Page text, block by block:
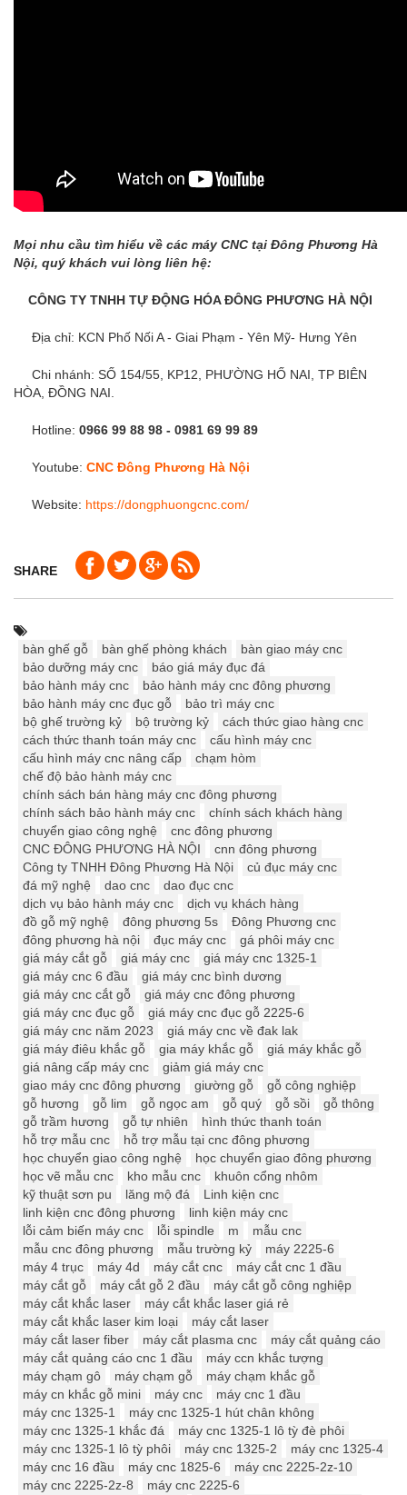
Mọi nhu cầu tìm hiểu về các máy CNC tại Đông Phương Hà
Nội, quý khách vui lòng liên hệ:
CÔNG TY TNHH TỰ ĐỘNG HÓA ĐÔNG PHƯƠNG HÀ NỘI
Địa chỉ: KCN Phố Nối A - Giai Phạm - Yên Mỹ- Hưng Yên
Chi nhánh: SỐ 154/55, KP12, PHƯỜNG HỐ NAI, TP BIÊN
HÒA, ĐỒNG NAI.
Hotline: 0966 99 88 98 - 0981 69 99 89
Youtube: CNC Đông Phương Hà Nội
Website: https://dongphuongcnc.com/
SHARE
bàn ghế gỗ bàn ghế phòng khách
bàn giao máy cnc
bảo dưỡng máy cnc
báo giá máy đục đá
bảo hành máy cnc
bảo hành máy cnc đông phương
bảo hành máy cnc đục gỗ
bảo trì máy cnc
bộ ghế trường kỷ
bộ trường kỷ
cách thức giao hàng cnc
cách thức thanh toán máy cnc
cấu hình máy cnc
cấu hình máy cnc nâng cấp
chạm hòm
chế độ bảo hành máy cnc
chính sách bán hàng máy cnc đông phương
chính sách bảo hành máy cnc
chính sách khách hàng
chuyển giao công nghệ
cnc đông phương
CNC ĐÔNG PHƯƠNG HÀ NỘI
cnn đông phương
Công ty TNHH Đông Phương Hà Nội
củ đục máy cnc
đá mỹ nghệ
dao cnc
dao đục cnc
dịch vụ bảo hành máy cnc
dịch vụ khách hàng
đồ gỗ mỹ nghệ
đông phương 5s
Đông Phương cnc
đông phương hà nội
đục máy cnc
gá phôi máy cnc
giá máy cắt gỗ
giá máy cnc
giá máy cnc 1325-1
giá máy cnc 6 đầu
giá máy cnc bình dương
giá máy cnc cắt gỗ
giá máy cnc đông phương
giá máy cnc đục gỗ
giá máy cnc đục gỗ 2225-6
giá máy cnc năm 2023
giá máy cnc về đak lak
giá máy điêu khắc gỗ
gia máy khắc gỗ
giá máy khắc gỗ
giá nâng cấp máy cnc
giảm giá máy cnc
giao máy cnc đông phương
giường gỗ
gỗ công nghiệp
gỗ hương
gỗ lim gỗ ngọc am gỗ quý gỗ sồi
gỗ thông
gỗ trầm hương
gỗ tự nhiên
hình thức thanh toán
hỗ trợ mẫu cnc
hỗ trợ mẫu tại cnc đông phương
học chuyển giao công nghệ
học chuyển giao đông phương
học vẽ mẫu cnc
kho mẫu cnc
khuôn cổng nhôm
kỹ thuật sơn pu
lăng mộ đá
Linh kiện cnc
linh kiện cnc đông phương
linh kiện máy cnc
lỗi cảm biến máy cnc
lỗi spindle m
mẫu cnc
mẫu cnc đông phương
mẫu trường kỷ
máy 2225-6
máy 4 trục
máy 4d máy cắt cnc
máy cắt cnc 1 đầu
máy cắt gỗ
máy cắt gỗ 2 đầu
máy cắt gỗ công nghiệp
máy cắt khắc laser
máy cắt khắc laser giá rẻ
máy cắt khắc laser kim loại
máy cắt laser
máy cắt laser fiber
máy cắt plasma cnc
máy cắt quảng cáo
máy cắt quảng cáo cnc 1 đầu
máy ccn khắc tượng
máy chạm gô
máy chạm gỗ
máy chạm khắc gỗ
máy cn khắc gỗ mini
máy cnc
máy cnc 1 đầu
máy cnc 1325-1
máy cnc 1325-1 hút chân không
máy cnc 1325-1 khắc đá
máy cnc 1325-1 lô tỳ đè phôi
máy cnc 1325-1 lô tỳ phôi
máy cnc 1325-2
máy cnc 1325-4
máy cnc 16 đầu
máy cnc 1825-6
máy cnc 2225-2z-10
máy cnc 2225-2z-8
máy cnc 2225-6